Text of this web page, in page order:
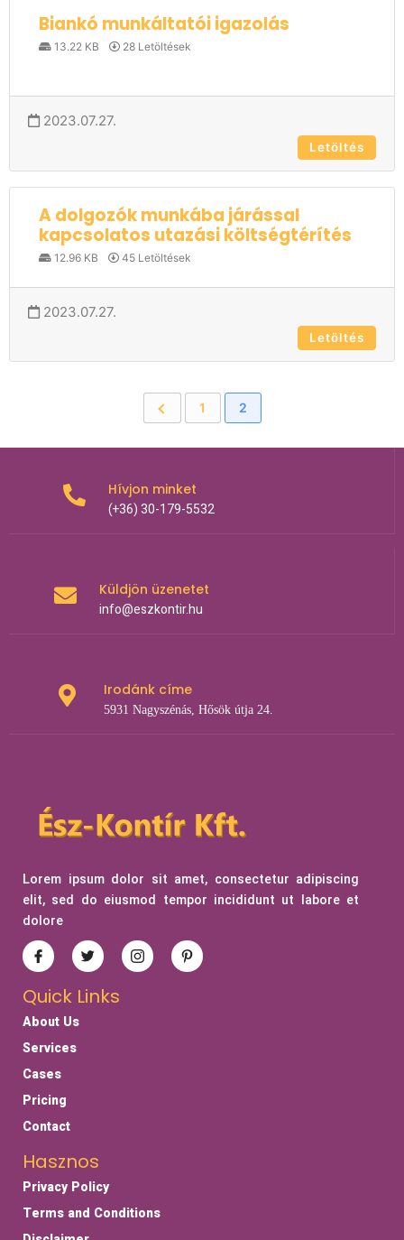
Biankó munkáltatói igazolás
13.22 KB 28 Letöltések
2023.07.27.
Letöltés
A dolgozók munkába járással
kapcsolatos utazási költségtérítés
12.96 KB 45 Letöltések
2023.07.27.
Letöltés
1 2
Hívjon minket
(+36) 30-179-5532
Küldjön üzenetet
info@eszkontir.hu
Irodánk címe
5931 Nagyszénás, Hősök útja 24.
Lorem ipsum dolor sit amet, consectetur adipiscing
elit, sed do eiusmod tempor incididunt ut labore et
dolore
Quick Links
About Us
Services
Cases
Pricing
Contact
Hasznos
Privacy Policy
Terms and Conditions